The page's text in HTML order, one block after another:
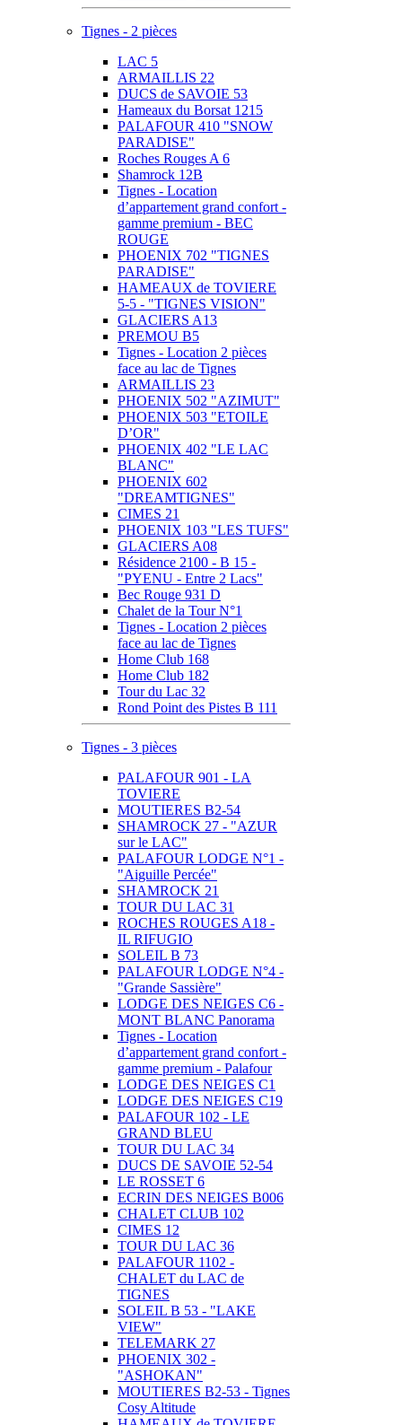
Tignes - 2 pièces
LAC 5
ARMAILLIS 22
DUCS de SAVOIE 53
Hameaux du Borsat 1215
PALAFOUR 410 "SNOW
PARADISE"
Roches Rouges A 6
Shamrock 12B
Tignes - Location
d’appartement grand confort -
gamme premium - BEC
ROUGE
PHOENIX 702 "TIGNES
PARADISE"
HAMEAUX de TOVIERE
5-5 - "TIGNES VISION"
GLACIERS A13
PREMOU B5
Tignes - Location 2 pièces
face au lac de Tignes
ARMAILLIS 23
PHOENIX 502 "AZIMUT"
PHOENIX 503 "ETOILE
D’OR"
PHOENIX 402 "LE LAC
BLANC"
PHOENIX 602
"DREAMTIGNES"
CIMES 21
PHOENIX 103 "LES TUFS"
GLACIERS A08
Résidence 2100 - B 15 -
"PYENU - Entre 2 Lacs"
Bec Rouge 931 D
Chalet de la Tour N°1
Tignes - Location 2 pièces
face au lac de Tignes
Home Club 168
Home Club 182
Tour du Lac 32
Rond Point des Pistes B 111
Tignes - 3 pièces
PALAFOUR 901 - LA
TOVIERE
MOUTIERES B2-54
SHAMROCK 27 - "AZUR
sur le LAC"
PALAFOUR LODGE N°1 -
"Aiguille Percée"
SHAMROCK 21
TOUR DU LAC 31
ROCHES ROUGES A18 -
IL RIFUGIO
SOLEIL B 73
PALAFOUR LODGE N°4 -
"Grande Sassière"
LODGE DES NEIGES C6 -
MONT BLANC Panorama
Tignes - Location
d’appartement grand confort -
gamme premium - Palafour
LODGE DES NEIGES C1
LODGE DES NEIGES C19
PALAFOUR 102 - LE
GRAND BLEU
TOUR DU LAC 34
DUCS DE SAVOIE 52-54
LE ROSSET 6
ECRIN DES NEIGES B006
CHALET CLUB 102
CIMES 12
TOUR DU LAC 36
PALAFOUR 1102 -
CHALET du LAC de
TIGNES
SOLEIL B 53 - "LAKE
VIEW"
TELEMARK 27
PHOENIX 302 -
"ASHOKAN"
MOUTIERES B2-53 - Tignes
Cosy Altitude